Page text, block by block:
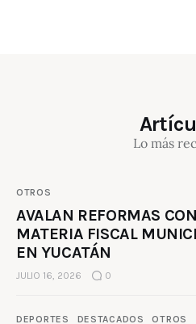
Lo más
OTROS
AVALAN REFORMAS
MATERIA FISCAL
EN YUCATÁN
JULIO 16, 2026 0
DEPORTES DESTACADOS OTROS